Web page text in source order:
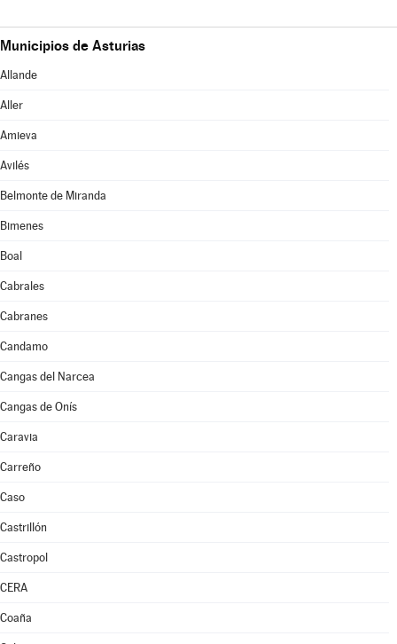
Municipios de Asturias
Allande
Aller
Amieva
Avilés
Belmonte de Miranda
Bimenes
Boal
Cabrales
Cabranes
Candamo
Cangas del Narcea
Cangas de Onís
Caravia
Carreño
Caso
Castrillón
Castropol
CERA
Coaña